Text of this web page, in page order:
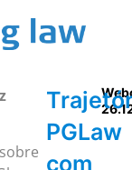
PGLaw
com